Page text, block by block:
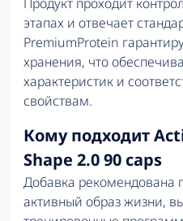
этапах и отвечает
PremiumProtein
хранения, что
характеристик и
свойствам.
Кому подходит
Shape 2.0 90 caps
Добавка рекомендована
активный образ жизни,